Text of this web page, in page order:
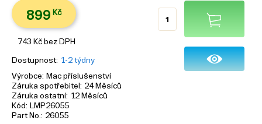
899 Kč
743 Kč bez DPH
Dostupnost 1-2 týdny
Výrobce
Mac příslušenství
Záruka spotřebitel
24 Měsíců
Záruka ostatní 12 Měsíců
Kód
LMP26055
Part No. 26055